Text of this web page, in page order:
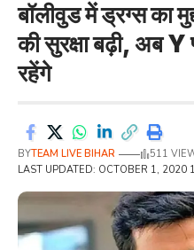
बॉलीवुड में ड्रग्स का
की सुरक्षा बढ़ी, अब Y
रहेंगे
LAST UPDATED: OCTOBER 1, 2020
BYTEAM LIVE BIHAR 511